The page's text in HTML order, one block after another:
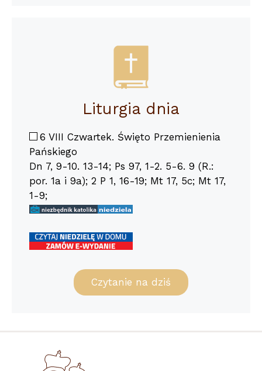
Liturgia dnia
6 VIII Czwartek. Święto Przemienienia
Pańskiego
Dn 7, 9-10. 13-14; Ps 97, 1-2. 5-6. 9 (R.:
por. 1a i 9a); 2 P 1, 16-19; Mt 17, 5c; Mt 17,
1-9;
Czytanie na dziś